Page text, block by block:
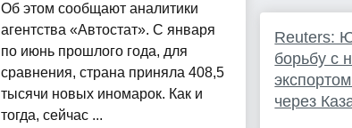
Об этом сообщают аналитики
агентства «Автостат». С января
по июнь прошлого года, для
сравнения, страна приняла 408,5
тысячи новых иномарок. Как и
тогда, сейчас ...
Reuters:
борьбу с
через